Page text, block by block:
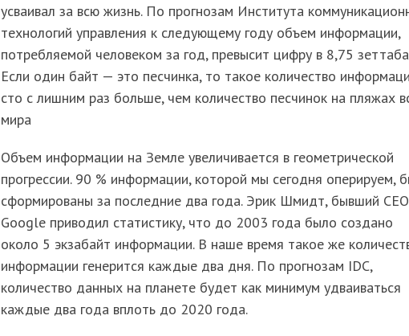
усваивал за всю жизнь. По прогнозам Института
технологий управления к следующему году объем информации,
потребляемой человеком за год, превысит цифру в 8,75
Если один байт — это песчинка, то такое количество
сто с лишним раз больше, чем количество песчинок на пляжах
мира
Объем информации на Земле увеличивается в геометрической
прогрессии. 90 % информации, которой мы сегодня оперируем,
сформированы за последние два года. Эрик Шмидт, бывший CEO
Google приводил статистику, что до 2003 года было создано
около 5 экзабайт информации. В наше время такое же
информации генерится каждые два дня. По прогнозам IDC,
количество данных на планете будет как минимум удваиваться
каждые два года вплоть до 2020 года.